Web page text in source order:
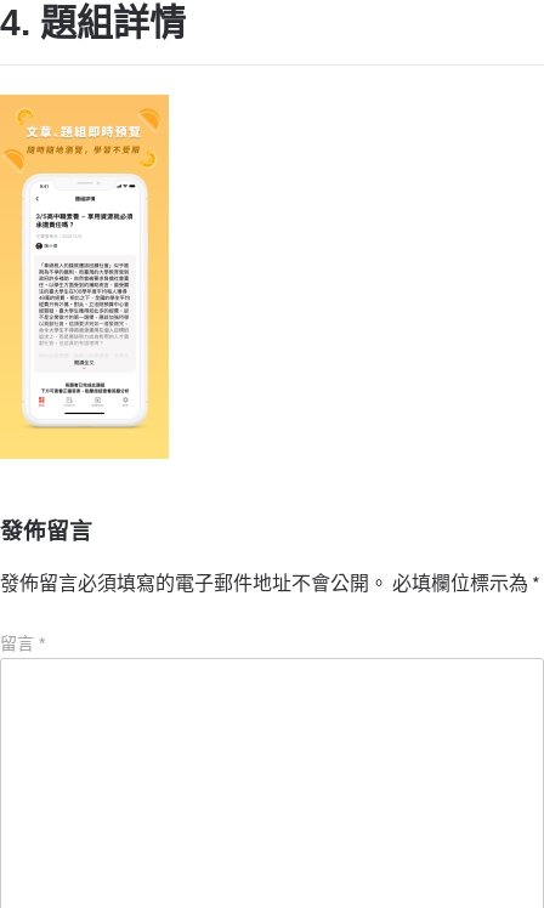
4. 題組詳情
發佈留言
發佈留言必須填寫的電子郵件地址不會公開。 必填欄位標示為 *
留言 *